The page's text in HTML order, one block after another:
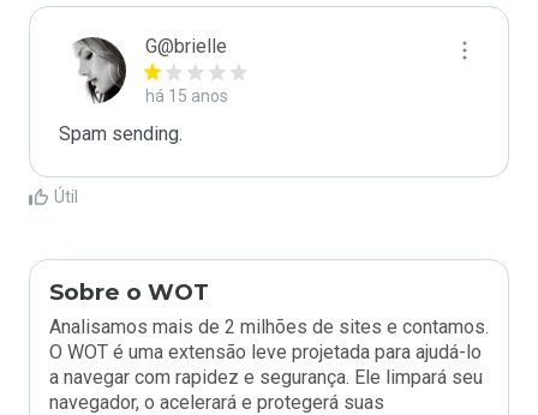
G@brielle
há 15 anos
Spam sending.
Útil
Sobre o WOT
Analisamos mais de 2 milhões de sites e contamos.
O WOT é uma extensão leve projetada para ajudá-lo
a navegar com rapidez e segurança. Ele limpará seu
navegador, o acelerará e protegerá suas